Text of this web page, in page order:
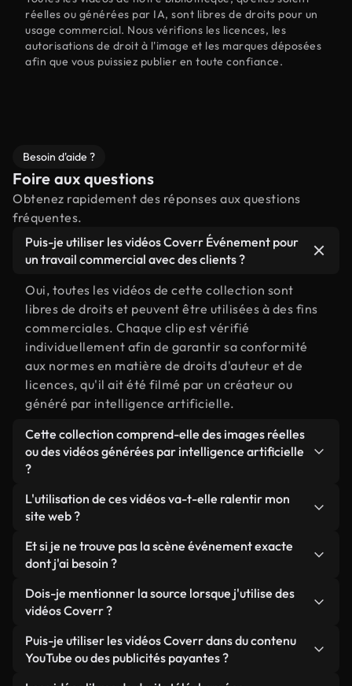
réelles ou générées par IA, sont libres de droits pour un
usage commercial. Nous vérifions les licences, les
autorisations de droit à l'image et les marques déposées
afin que vous puissiez publier en toute confiance.
Besoin d'aide ?
Foire aux questions
Obtenez rapidement des réponses aux questions
fréquentes.
Puis-je utiliser les vidéos Coverr Événement pour
un travail commercial avec des clients ?
Oui, toutes les vidéos de cette collection sont
libres de droits et peuvent être utilisées à des fins
commerciales. Chaque clip est vérifié
individuellement afin de garantir sa conformité
aux normes en matière de droits d'auteur et de
licences, qu'il ait été filmé par un créateur ou
généré par intelligence artificielle.
Cette collection comprend-elle des images réelles
ou des vidéos générées par intelligence artificielle
?
Les deux. Il s'agit d'une bibliothèque hybride
composée de véritables images filmées par des
générées par IA. Chaque vidéo est clairement
identifiée afin que vous sachiez toujours ce que
vous utilisez.
L'utilisation de ces vidéos va-t-elle ralentir mon
site web ?
Sauf si vous choisissez nos versions optimisées.
Nous proposons des formats légers, prêts pour le
ils conservent une qualité élevée tout en
minimisant les temps de chargement et en
améliorant des indicateurs comme le LCP.
Et si je ne trouve pas la scène événement exacte
dont j'ai besoin ?
Vous pouvez en créer une instantanément avec
Coverr AI Studio. Il vous suffit de décrire la scène,
le Studio générera en quelques secondes une vidéo
personnalisée conforme à nos normes de licence.
Dois-je mentionner la source lorsque j'utilise des
vidéos Coverr ?
Aucune attribution n'est requise. Toutes les vidéos
de notre bibliothèque sont libres de droits et
Puis-je utiliser les vidéos Coverr dans du contenu
YouTube ou des publicités payantes ?
Oui. Toutes les séquences vidéo de Coverr peuvent